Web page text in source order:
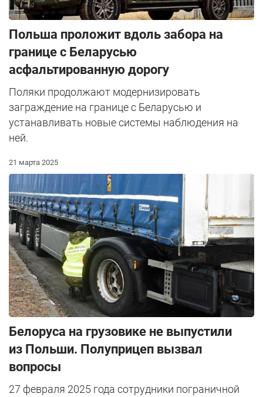
Польша проложит вдоль забора на
границе с Беларусью
асфальтированную дорогу
Поляки продолжают модернизировать
заграждение на границе с Беларусью и
устанавливать новые системы наблюдения на
ней.
21 марта 2025
Белоруса на грузовике не выпустили
из Польши. Полуприцеп вызвал
вопросы
27 февраля 2025 года сотрудники пограничной